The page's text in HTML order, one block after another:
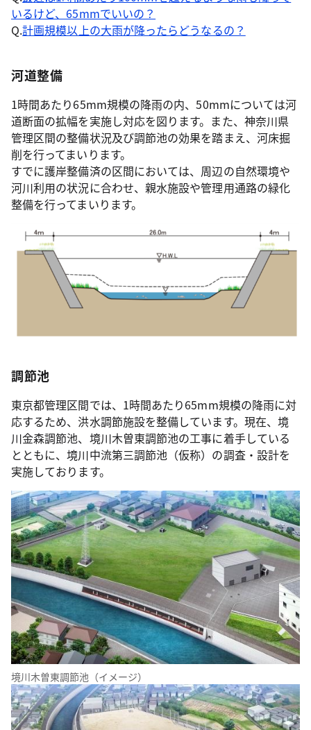
いるけど、65mmでいいの？
Q.計画規模以上の大雨が降ったらどうなるの？
河道整備
1時間あたり65mm規模の降雨の内、50mmについては河
道断面の拡幅を実施し対応を図ります。また、神奈川県
管理区間の整備状況及び調節池の効果を踏まえ、河床掘
削を行ってまいります。
すでに護岸整備済の区間においては、周辺の自然環境や
河川利用の状況に合わせ、親水施設や管理用通路の緑化
整備を行ってまいります。
調節池
東京都管理区間では、1時間あたり65mm規模の降雨に対
応するため、洪水調節施設を整備しています。現在、境
川金森調節池、境川木曽東調節池の工事に着手している
とともに、境川中流第三調節池（仮称）の調査・設計を
実施しております。
境川木曽東調節池（イメージ）